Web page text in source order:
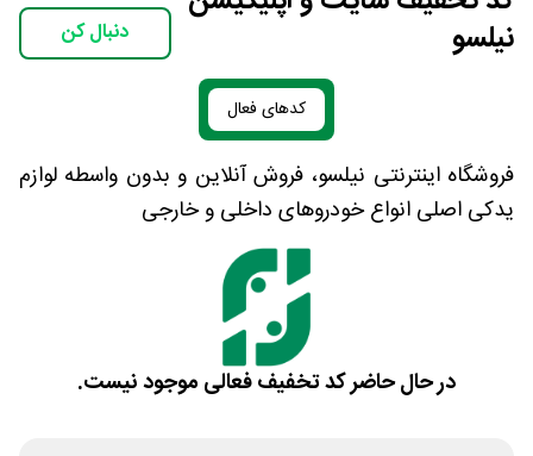
نیلسو
دنبال کن
کدهای فعال
فروشگاه اینترنتی نیلسو، فروش آنلاین و بدون واسطه لوازم
یدکی اصلی انواع خودروهای داخلی و خارجی
در حال حاضر کد تخفیف فعالی موجود نیست.